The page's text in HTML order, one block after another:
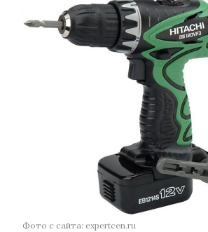
Фото с сайта: expertcen.ru